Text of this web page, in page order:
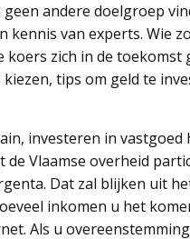
andere doelgroep
van experts. Wie
zich in de toekomst
tips om geld te
investeren in
Vlaamse overheid
Dat zal blijken uit
inkomen u het
Als u